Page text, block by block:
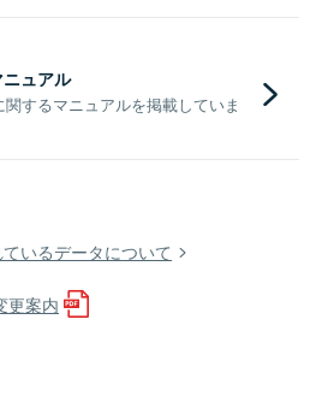
ュアル
するマニュアルを掲載していま
いるデータについて
更案内